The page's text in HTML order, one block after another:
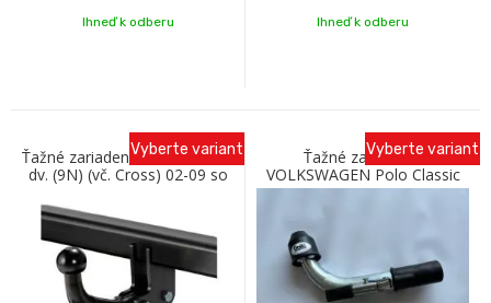
Ihneď k odberu Ihneď k odberu
Ťažné zariadenie VW Polo 3/5
dv. (9N) (vč. Cross) 02-09 so
Vyberte variant
Ťažné zariadenie
VOLKSWAGEN Polo Classic
1995- s bajonetovým
Vyberte variant